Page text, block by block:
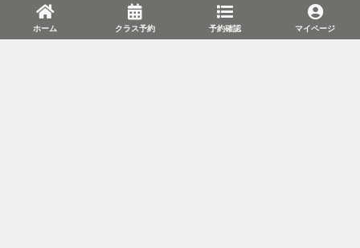
ホーム クラス予約 予約確認 マイページ